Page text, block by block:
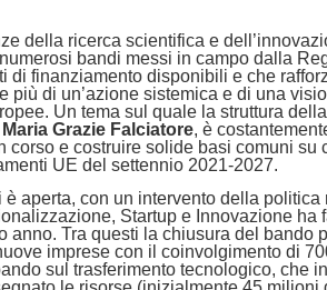
della ricerca scientifica e
bandi messi in campo dalla
di finanziamento disponibili e che
più di un’azione sistemica e di una
Un tema sul quale la struttura della
Maria Grazie Falciatore, è
corso e costruire solide basi comuni su
UE del settennio 2021-2027.
aperta, con un intervento della politica
Startup e Innovazione ha
anno. Tra questi la chiusura del bando
imprese con il coinvolgimento di
sul trasferimento tecnologico, che